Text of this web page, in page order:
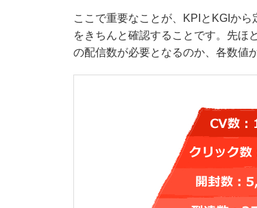
ここで重要なことが、KPIとKGIか
をきちんと確認することです。先ほ
の配信数が必要となるのか、各数値